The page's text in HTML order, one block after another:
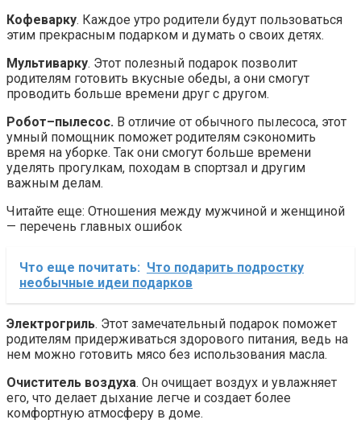
Кофеварку. Каждое утро родители будут пользоваться
этим прекрасным подарком и думать о своих детях.
Мультиварку. Этот полезный подарок позволит
родителям готовить вкусные обеды, а они смогут
проводить больше времени друг с другом.
Робот–пылесос. В отличие от обычного пылесоса, этот
умный помощник поможет родителям сэкономить
время на уборке. Так они смогут больше времени
уделять прогулкам, походам в спортзал и другим
важным делам.
Читайте еще: Отношения между мужчиной и женщиной
— перечень главных ошибок
Что еще почитать: Что подарить подростку
необычные идеи подарков
Электрогриль. Этот замечательный подарок поможет
родителям придерживаться здорового питания, ведь на
нем можно готовить мясо без использования масла.
Очиститель воздуха. Он очищает воздух и увлажняет
его, что делает дыхание легче и создает более
комфортную атмосферу в доме.